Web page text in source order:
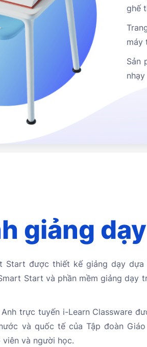
ghế
máy
Sản
giảng dạy
Start được thiết kế giảng dạy
Start và phần mềm giảng dạy
trực tuyến i-Learn Classware
và quốc tế của Tập đoàn
và người học.